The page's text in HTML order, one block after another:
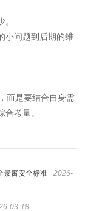
小问题到后期的维
而是要结合自身需
考量。
景窗安全标准
2026-
03-18